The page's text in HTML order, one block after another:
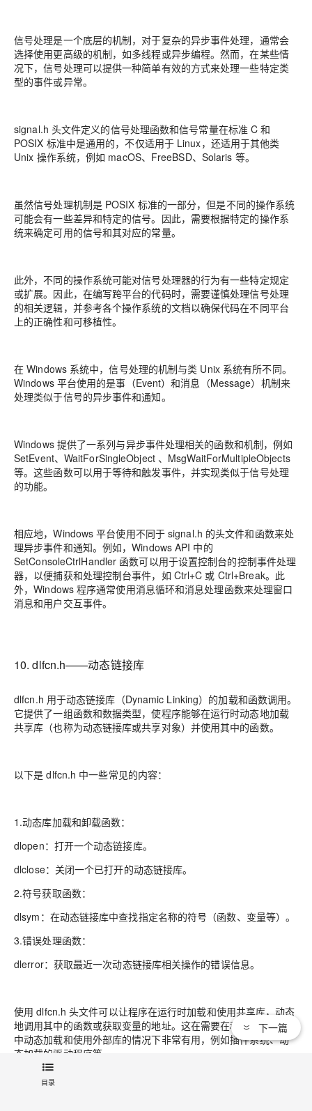
信号处理是一个底层的机制，对于复杂的异步事件处理，通常会
选择使用更高级的机制，如多线程或异步编程。然而，在某些情
况下，信号处理可以提供一种简单有效的方式来处理一些特定类
型的事件或异常。
signal.h 头文件定义的信号处理函数和信号常量在标准 C 和
POSIX 标准中是通用的，不仅适用于 Linux，还适用于其他类
Unix 操作系统，例如 macOS、FreeBSD、Solaris 等。
虽然信号处理机制是 POSIX 标准的一部分，但是不同的操作系统
可能会有一些差异和特定的信号。因此，需要根据特定的操作系
统来确定可用的信号和其对应的常量。
此外，不同的操作系统可能对信号处理器的行为有一些特定规定
或扩展。因此，在编写跨平台的代码时，需要谨慎处理信号处理
的相关逻辑，并参考各个操作系统的文档以确保代码在不同平台
上的正确性和可移植性。
在 Windows 系统中，信号处理的机制与类 Unix 系统有所不同。
Windows 平台使用的是事（Event）和消息（Message）机制来
处理类似于信号的异步事件和通知。
Windows 提供了一系列与异步事件处理相关的函数和机制，例如
SetEvent、WaitForSingleObject 、MsgWaitForMultipleObjects
等。这些函数可以用于等待和触发事件，并实现类似于信号处理
的功能。
相应地，Windows 平台使用不同于 signal.h 的头文件和函数来处
理异步事件和通知。例如，Windows API 中的
SetConsoleCtrlHandler 函数可以用于设置控制台的控制事件处理
器，以便捕获和处理控制台事件，如 Ctrl+C 或 Ctrl+Break。此
外，Windows 程序通常使用消息循环和消息处理函数来处理窗口
消息和用户交互事件。
10. dlfcn.h——动态链接库
dlfcn.h 用于动态链接库（Dynamic Linking）的加载和函数调用。
它提供了一组函数和数据类型，使程序能够在运行时动态地加载
共享库（也称为动态链接库或共享对象）并使用其中的函数。
以下是 dlfcn.h 中一些常见的内容：
1.动态库加载和卸载函数：
dlopen：打开一个动态链接库。
dlclose：关闭一个已打开的动态链接库。
2.符号获取函数：
dlsym：在动态链接库中查找指定名称的符号（函数、变量等）。
3.错误处理函数：
dlerror：获取最近一次动态链接库相关操作的错误信息。
使用 dlfcn.h 头文件可以让程序在运行时加载和使用共享库，动态
地调用其中的函数或获取变量的地址。这在需要在程序运行过程
中动态加载和使用外部库的情况下非常有用，例如插件系统、动
态加载的驱动程序等。
目录
下一篇